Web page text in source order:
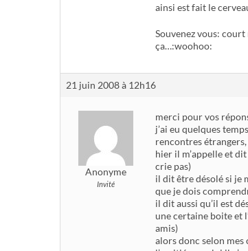
ainsi est fait le
Souvenez vous:
ça…:woohoo:
21 juin 2008 à 12h16
Anonyme
Invité
merci pour vos
j’ai eu quelques
rencontres étrangers,
hier il m’appelle et
crie pas)
il dit être désolé si je
que je dois
il dit aussi qu’il est
une certaine boite et
amis)
alors donc selon mes